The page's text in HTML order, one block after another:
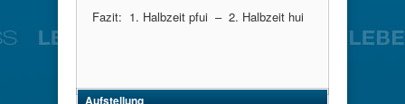
Fazit: 1. Halbzeit pfui – 2. Halbzeit hui
Aufstellung